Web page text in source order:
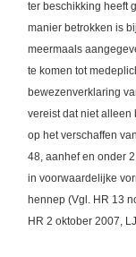
ter beschikking heeft
manier betrokken is
meermaals
te komen tot
bewezenverklaring
vereist dat niet alleen
op het verschaffen
48, aanhef en onder
in voorwaardelijke
hennep (Vgl. HR 13
HR 2 oktober 2007,